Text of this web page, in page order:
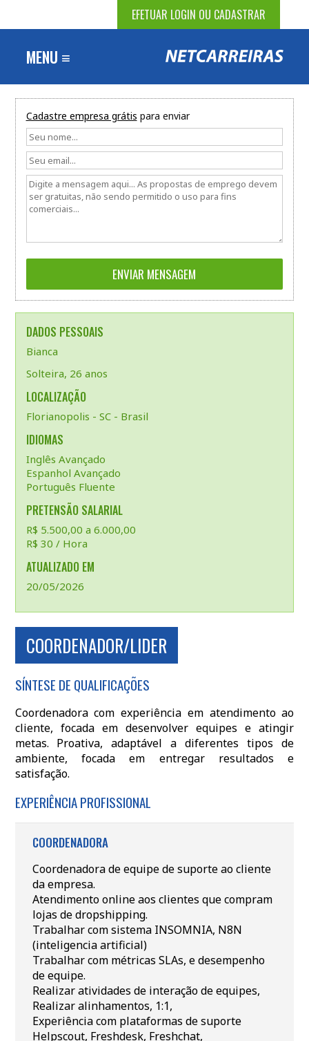
EFETUAR LOGIN OU CADASTRAR
MENU ≡
Cadastre empresa grátis para enviar
DADOS PESSOAIS
Bianca
Solteira, 26 anos
LOCALIZAÇÃO
Florianopolis - SC - Brasil
IDIOMAS
Inglês Avançado
Espanhol Avançado
Português Fluente
PRETENSÃO SALARIAL
R$ 5.500,00 a 6.000,00
R$ 30 / Hora
ATUALIZADO EM
20/05/2026
COORDENADOR/LIDER
SÍNTESE DE QUALIFICAÇÕES
Coordenadora com experiência em atendimento ao
cliente, focada em desenvolver equipes e atingir
metas. Proativa, adaptável a diferentes tipos de
ambiente, focada em entregar resultados e
satisfação.
EXPERIÊNCIA PROFISSIONAL
COORDENADORA
Coordenadora de equipe de suporte ao cliente
da empresa.
Atendimento online aos clientes que compram
lojas de dropshipping.
Trabalhar com sistema INSOMNIA, N8N
(inteligencia artificial)
Trabalhar com métricas SLAs, e desempenho
de equipe.
Realizar atividades de interação de equipes,
Realizar alinhamentos, 1:1,
Experiência com plataformas de suporte
Helpscout, Freshdesk, Freshchat,